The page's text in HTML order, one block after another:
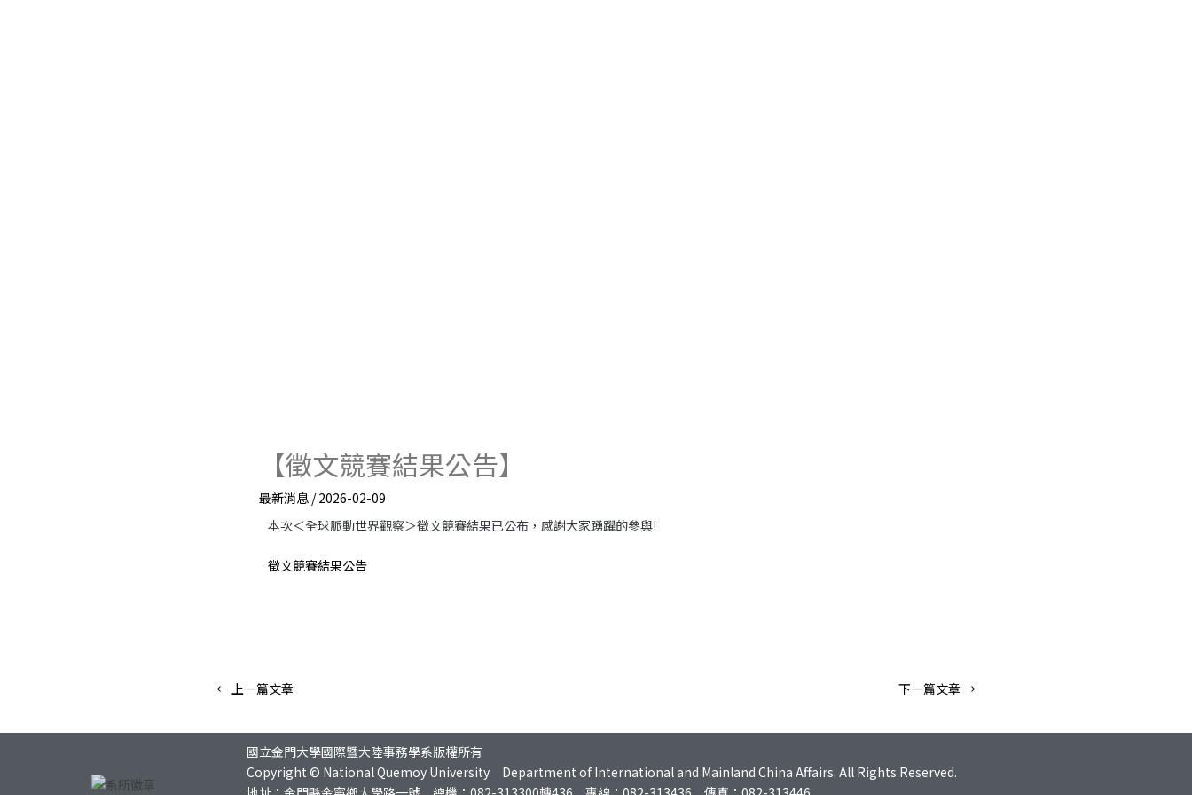
【徵文競賽結果公告】
最新消息 /2026-02-09
本次＜全球脈動世界觀察＞徵文競賽結果已公布，感謝大家踴躍的參與!
徵文競賽結果公告
← 上一篇文章 下一篇文章 →
國立金門大學國際暨大陸事務學系版權所有
Copyright © National Quemoy University Department of International and Mainland China Affairs. All Rights Reserved.